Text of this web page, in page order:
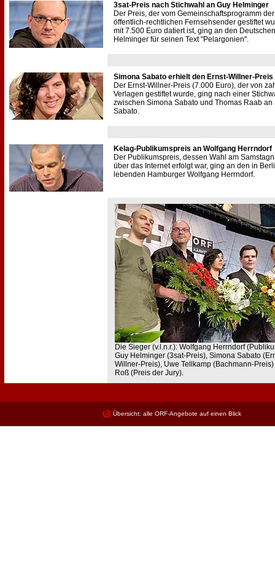
3sat-Preis nach Stichwahl an Guy Helminger
Der Preis, der vom Gemeinschaftsprogramm
öffentlich-rechtlichen Fernsehsender gestiftet
mit 7.500 Euro datiert ist, ging an den
Helminger für seinen Text "Pelargonien".
Simona Sabato erhielt den Ernst-Willner-Preis
Der Ernst-Willner-Preis (7.000 Euro), der von
Verlagen gestiftet wurde, ging nach einer
zwischen Simona Sabato und Thomas Raab an
Sabato.
Kelag-Publikumspreis an Wolfgang Herrndorf
Der Publikumspreis, dessen Wahl am
über das Internet erfolgt war, ging an den in
lebenden Hamburger Wolfgang Herrndorf.
Die Sieger (v.l.n.r.): Wolfgang Herrndorf
Guy Helminger (3sat-Preis), Simona Sabato
Willner-Preis), Uwe Tellkamp (Bachmann-
Roß (Preis der Jury).
Übersicht: alle ORF-Angebote auf einen Blick